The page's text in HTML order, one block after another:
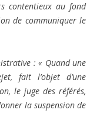
contentieux au fond
de communiquer le
: « Quand une
fait l’objet d’une
le juge des référés,
la suspension de